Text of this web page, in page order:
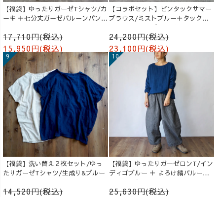
【福袋】ゆったりガーゼTシャツ/カ
ーキ ＋七分丈ガーゼバルーンパンツ
17,710円(税込)
15,950円(税込)
【コラボセット】ピンタックサマー
ブラウス/ミストブルー＋タックバ
ルーンパンツ/グレージュ
24,200円(税込)
23,100円(税込)
【福袋】洗い替え２枚セット/ゆっ
たりガーゼTシャツ/生成り&ブルー
14,520円(税込)
【福袋】ゆったりガーゼロンT/イン
ディゴブルー ＋ よろけ縞バルーン
パンツ/グレー
25,630円(税込)